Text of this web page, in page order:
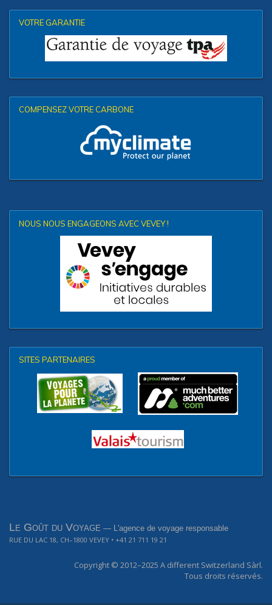
VOTRE GARANTIE
COMPENSEZ VOTRE CARBONE
NOUS NOUS ENGAGEONS AVEC VEVEY !
SITES PARTENAIRES
Le Goût du Voyage — L'agence de voyage responsable
RUE DU LAC 18, CH–1800 VEVEY • +41 21 711 19 21
Copyright © 2012–2025 A different Switzerland Sàrl.
Tous droits réservés.